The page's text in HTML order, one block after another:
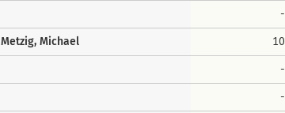
-
Metzig, Michael 10
-
-